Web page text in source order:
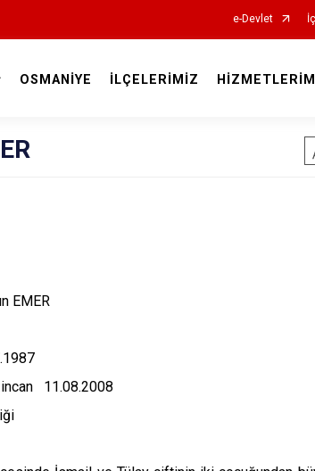
e-Devlet
OSMANİYE İLÇELERİMİZ
EMER
11.08.2008